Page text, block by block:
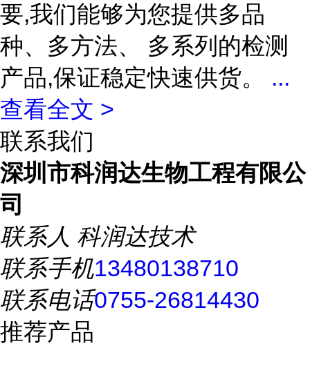
要,我们能够为您提供多品
种、多方法、 多系列的检测
产品,保证稳定快速供货。 ...
查看全文 >
联系我们
深圳市科润达生物工程有限公
司
联系人 科润达技术
联系手机13480138710
联系电话0755-26814430
推荐产品